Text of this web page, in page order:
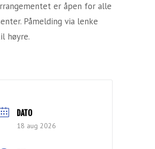
er åpen for alle
Påmelding via lenke
høyre.
DATO
18 aug 2026